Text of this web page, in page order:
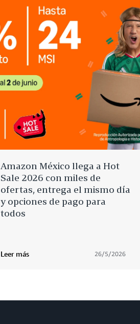
Amazon México llega a Hot
Sale 2026 con miles de
ofertas, entrega el mismo día
y opciones de pago para
todos
Leer más 26/5/2026